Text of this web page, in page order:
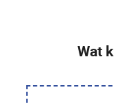
Wat